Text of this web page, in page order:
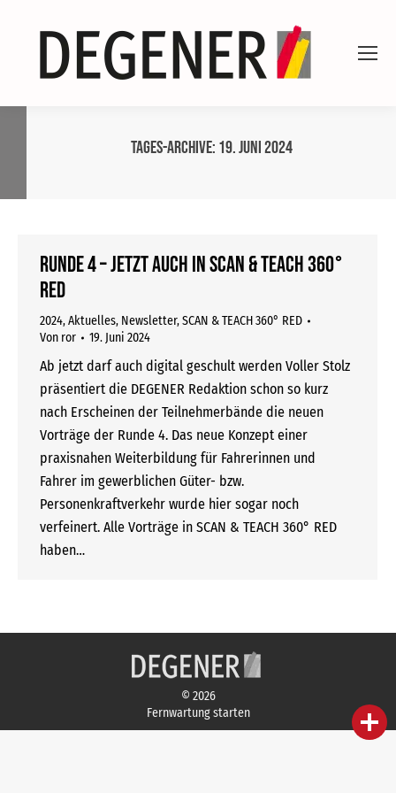
Tages-Archive: 19. Juni 2024
Runde 4 – Jetzt auch in SCAN & TEACH 360°
RED
2024,Aktuelles, Newsletter,SCAN & TEACH 360° RED
Von ror 19. Juni 2024
Ab jetzt darf auch digital geschult werden Voller Stolz
präsentiert die DEGENER Redaktion schon so kurz
nach Erscheinen der Teilnehmerbände die neuen
Vorträge der Runde 4. Das neue Konzept einer
praxisnahen Weiterbildung für Fahrerinnen und
Fahrer im gewerblichen Güter- bzw.
Personenkraftverkehr wurde hier sogar noch
verfeinert. Alle Vorträge in SCAN & TEACH 360° RED
haben…
© 2026
Fernwartung starten
person IHR FACHBERATER